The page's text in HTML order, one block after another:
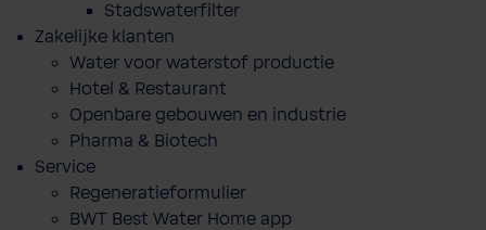
Stadswaterfilter
Zakelijke klanten
Water voor waterstof productie
Hotel & Restaurant
Openbare gebouwen en industrie
Pharma & Biotech
Service
Regeneratieformulier
BWT Best Water Home app